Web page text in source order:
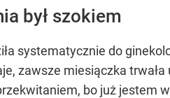
był szokiem
systematycznie do
zawsze miesiączka
bo już jestem